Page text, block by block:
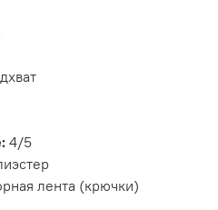
4/5
лента (крючки)